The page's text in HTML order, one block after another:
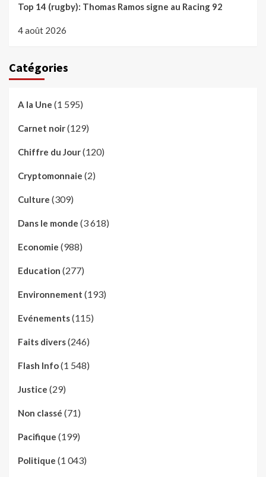
Top 14 (rugby): Thomas Ramos signe au Racing 92
4 août 2026
Catégories
A la Une (1 595)
Carnet noir(129)
Chiffre du Jour(120)
Cryptomonnaie (2)
Culture (309)
Dans le monde (3 618)
Economie (988)
Education (277)
Environnement (193)
Evénements(115)
Faits divers(246)
Flash Info(1 548)
Justice (29)
Non classé (71)
Pacifique (199)
Politique (1 043)